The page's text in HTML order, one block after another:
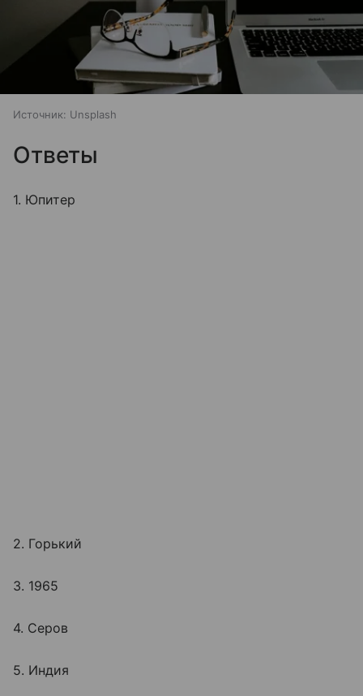
Источник: Unsplash
Ответы
1. Юпитер
2. Горький
3. 1965
4. Серов
5. Индия